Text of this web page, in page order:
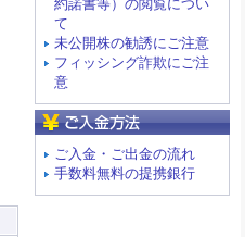
約諾書等）の閲覧につい
て
未公開株の勧誘にご注意
フィッシング詐欺にご注
意
ご入金・ご出金の流れ
手数料無料の提携銀行